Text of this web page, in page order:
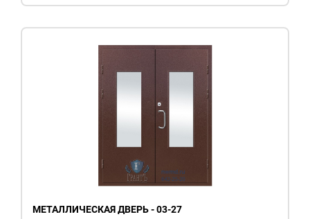
МЕТАЛЛИЧЕСКАЯ ДВЕРЬ - 03-27